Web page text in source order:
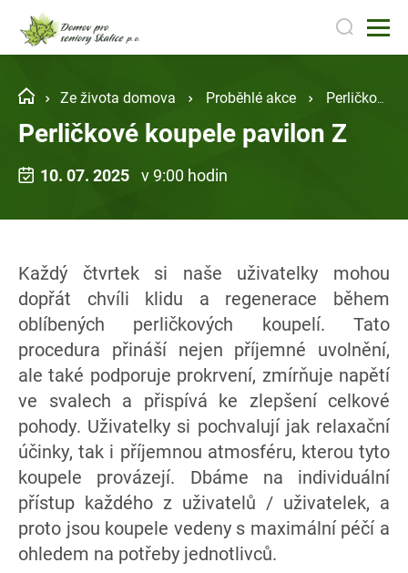
Ze života domova Proběhlé akce Perličkové koupele pavilon Z
Perličkové koupele pavilon Z
10. 07. 2025 v 9:00 hodin
Každý čtvrtek si naše uživatelky mohou
dopřát chvíli klidu a regenerace během
oblíbených perličkových koupelí. Tato
procedura přináší nejen příjemné uvolnění,
ale také podporuje prokrvení, zmírňuje napětí
ve svalech a přispívá ke zlepšení celkové
pohody. Uživatelky si pochvalují jak relaxační
účinky, tak i příjemnou atmosféru, kterou tyto
koupele provázejí. Dbáme na individuální
přístup každého z uživatelů / uživatelek, a
proto jsou koupele vedeny s maximální péčí a
ohledem na potřeby jednotlivců.